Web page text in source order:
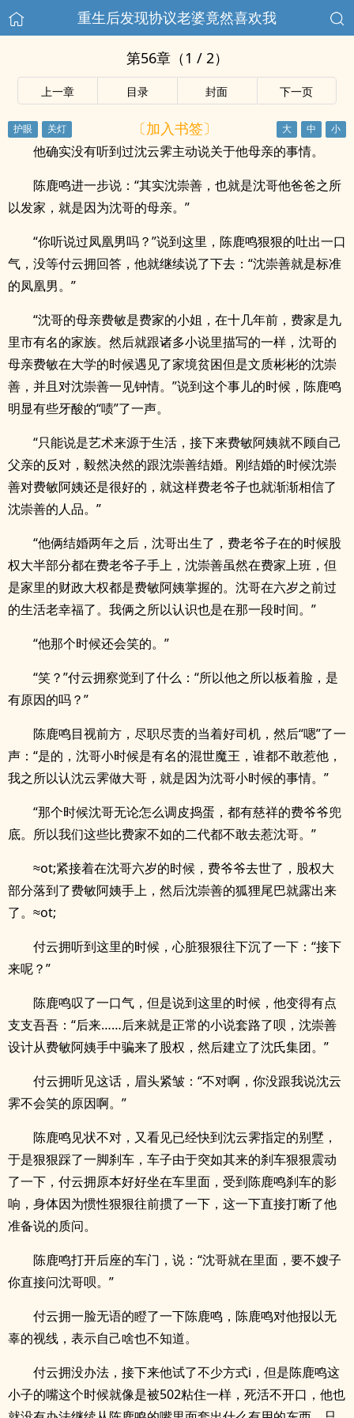
重生后发现协议老婆竟然喜欢我
第56章（1 / 2）
上一章 目录 封面 下一页
〔加入书签〕
他确实没有听到过沈云霁主动说关于他母亲的事情。
陈鹿鸣进一步说：“其实沈崇善，也就是沈哥他爸爸之所
以发家，就是因为沈哥的母亲。”
“你听说过凤凰男吗？”说到这里，陈鹿鸣狠狠的吐出一口
气，没等付云拥回答，他就继续说了下去：“沈崇善就是标准
的凤凰男。”
“沈哥的母亲费敏是费家的小姐，在十几年前，费家是九
里市有名的家族。然后就跟诸多小说里描写的一样，沈哥的
母亲费敏在大学的时候遇见了家境贫困但是文质彬彬的沈崇
善，并且对沈崇善一见钟情。”说到这个事儿的时候，陈鹿鸣
明显有些牙酸的“啧”了一声。
“只能说是艺术来源于生活，接下来费敏阿姨就不顾自己
父亲的反对，毅然决然的跟沈崇善结婚。刚结婚的时候沈崇
善对费敏阿姨还是很好的，就这样费老爷子也就渐渐相信了
沈崇善的人品。”
“他俩结婚两年之后，沈哥出生了，费老爷子在的时候股
权大半部分都在费老爷子手上，沈崇善虽然在费家上班，但
是家里的财政大权都是费敏阿姨掌握的。沈哥在六岁之前过
的生活老幸福了。我俩之所以认识也是在那一段时间。”
“他那个时候还会笑的。”
“笑？”付云拥察觉到了什么：“所以他之所以板着脸，是
有原因的吗？”
陈鹿鸣目视前方，尽职尽责的当着好司机，然后“嗯”了一
声：“是的，沈哥小时候是有名的混世魔王，谁都不敢惹他，
我之所以认沈云霁做大哥，就是因为沈哥小时候的事情。”
“那个时候沈哥无论怎么调皮捣蛋，都有慈祥的费爷爷兜
底。所以我们这些比费家不如的二代都不敢去惹沈哥。”
≈ot;紧接着在沈哥六岁的时候，费爷爷去世了，股权大
部分落到了费敏阿姨手上，然后沈崇善的狐狸尾巴就露出来
了。≈ot;
付云拥听到这里的时候，心脏狠狠往下沉了一下：“接下
来呢？”
陈鹿鸣叹了一口气，但是说到这里的时候，他变得有点
支支吾吾：“后来……后来就是正常的小说套路了呗，沈崇善
设计从费敏阿姨手中骗来了股权，然后建立了沈氏集团。”
付云拥听见这话，眉头紧皱：“不对啊，你没跟我说沈云
霁不会笑的原因啊。”
陈鹿鸣见状不对，又看见已经快到沈云霁指定的别墅，
于是狠狠踩了一脚刹车，车子由于突如其来的刹车狠狠震动
了一下，付云拥原本好好坐在车里面，受到陈鹿鸣刹车的影
响，身体因为惯性狠狠往前掼了一下，这一下直接打断了他
准备说的质问。
陈鹿鸣打开后座的车门，说：“沈哥就在里面，要不嫂子
你直接问沈哥呗。”
付云拥一脸无语的瞪了一下陈鹿鸣，陈鹿鸣对他报以无
辜的视线，表示自己啥也不知道。
付云拥没办法，接下来他试了不少方式i，但是陈鹿鸣这
小子的嘴这个时候就像是被502粘住一样，死活不开口，他也